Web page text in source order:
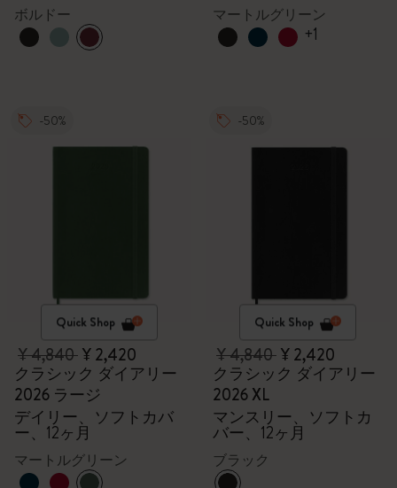
ボルドー マートルグリーン
+1
-50%
Quick Shop
¥ 4,840¥ 2,420
クラシック ダイアリー
2026 ラージ
デイリー、ソフトカバ
ー、12ヶ月
マートルグリーン
-50%
Quick Shop
¥ 4,840¥ 2,420
クラシック ダイアリー
2026 XL
マンスリー、ソフトカ
バー、12ヶ月
ブラック